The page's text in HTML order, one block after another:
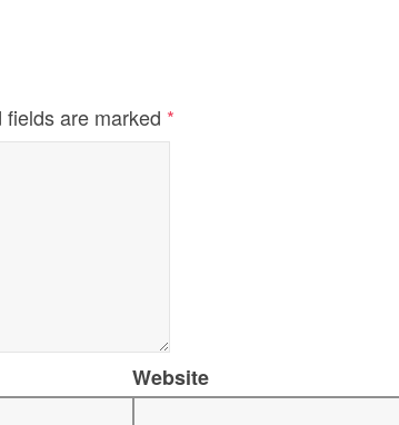
fields are marked *
Website